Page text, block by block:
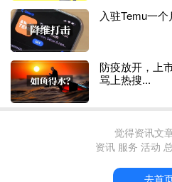
会跌回去的。他们认为，
2－3
至有卖家大胆放言3月会重新回到
基于此，非常多人在
“趁着还没
着等反弹再结汇，现在不当韭菜
然而接下来的汇率真的会如同
人民币强势，美元整体疲软将
一位跨境电商行业资深人士分
入驻Temu一
防疫放开，上
骂上热搜...
觉得资讯文
资讯 服务 活动
去首